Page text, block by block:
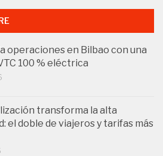
operaciones en Bilbao con una
100 % eléctrica
transforma la alta
el doble de viajeros y tarifas más